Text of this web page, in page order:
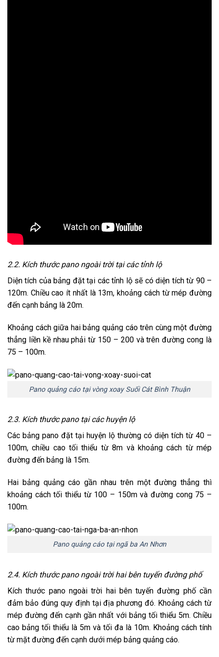
2.2. Kích thước pano ngoài trời tại các tỉnh lộ
Diện tích của bảng đặt tại các tỉnh lộ sẽ có diện tích từ 90 –
120m. Chiều cao ít nhất là 13m, khoảng cách từ mép đường
đến cạnh bảng là 20m.
Khoảng cách giữa hai bảng quảng cáo trên cùng một đường
thẳng liền kề nhau phải từ 150 – 200 và trên đường cong là
75 – 100m.
Pano quảng cáo tại vòng xoay Suối Cát Bình Thuận
2.3. Kích thước pano tại các huyện lộ
Các bảng pano đặt tại huyện lộ thường có diện tích từ 40 –
100m, chiều cao tối thiểu từ 8m và khoảng cách từ mép
đường đến bảng là 15m.
Hai bảng quảng cáo gần nhau trên một đường thẳng thì
khoảng cách tối thiểu từ 100 – 150m và đường cong 75 –
100m.
Pano quảng cáo tại ngã ba An Nhơn
2.4. Kích thước pano ngoài trời hai bên tuyến đường phố
Kích thước pano ngoài trời hai bên tuyến đường phố cần
đảm bảo đúng quy định tại địa phương đó. Khoảng cách từ
mép đường đến cạnh gần nhất với bảng tối thiểu 5m. Chiều
cao bảng tối thiểu là 5m và tối đa là 10m. Khoảng cách tính
từ mặt đường đến cạnh dưới mép bảng quảng cáo.